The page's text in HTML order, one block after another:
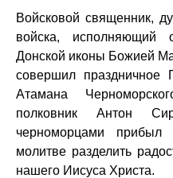
Войсковой священник,
войска, исполняющий
Донской иконы Божией
совершил праздничное
Атамана
полковник Антон
черноморцами
молитве разделить
нашего Иисуса Христа.